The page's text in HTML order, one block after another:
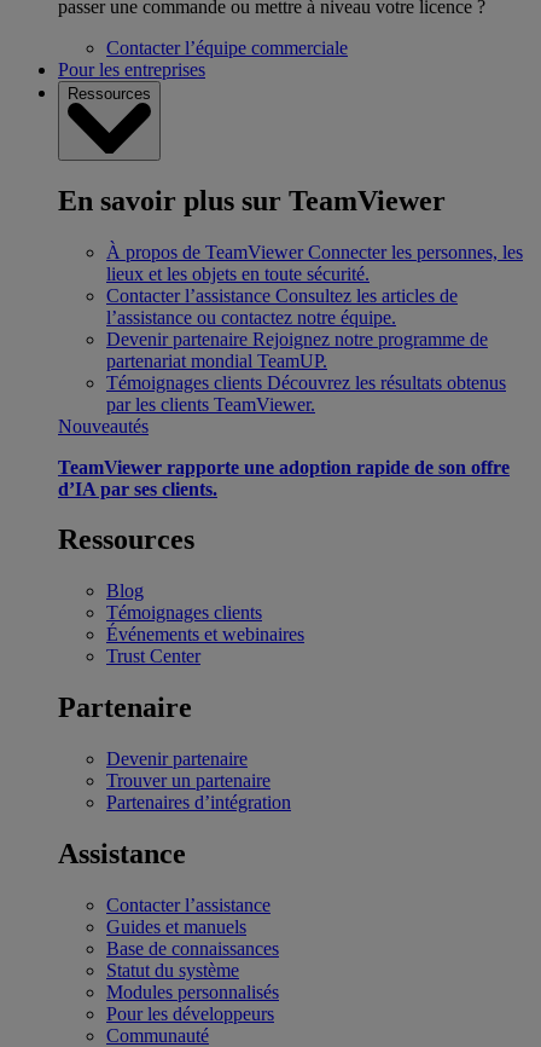
passer une commande ou mettre à niveau votre licence ?
Contacter l’équipe commerciale
Pour les entreprises
Ressources
En savoir plus sur TeamViewer
À propos de TeamViewer Connecter les personnes, les
lieux et les objets en toute sécurité.
Contacter l’assistance Consultez les articles de
l’assistance ou contactez notre équipe.
Devenir partenaire Rejoignez notre programme de
partenariat mondial TeamUP.
Témoignages clients Découvrez les résultats obtenus
par les clients TeamViewer.
Nouveautés
TeamViewer rapporte une adoption rapide de son offre
d’IA par ses clients.
Ressources
Blog
Témoignages clients
Événements et webinaires
Trust Center
Partenaire
Devenir partenaire
Trouver un partenaire
Partenaires d’intégration
Assistance
Contacter l’assistance
Guides et manuels
Base de connaissances
Statut du système
Modules personnalisés
Pour les développeurs
Communauté